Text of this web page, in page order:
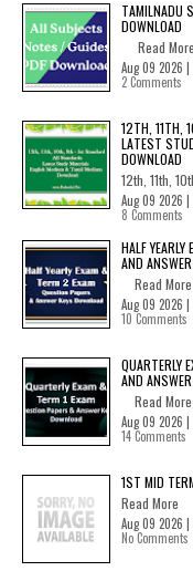
TAMILNADU
DOWNLOAD
Read More
Aug 09 2026 |
2 Comments
12TH, 11TH,
LATEST
DOWNLOAD
12th, 11th,
Aug 09 2026 |
8 Comments
HALF
AND
Read More
Aug 09 2026 |
10 Comments
QUARTERLY
AND
Read More
Aug 09 2026 |
14 Comments
1ST MID
Read More
Aug 09 2026 |
No Comments